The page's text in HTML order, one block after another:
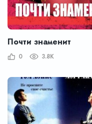
Почти знаменит
0 3.8K